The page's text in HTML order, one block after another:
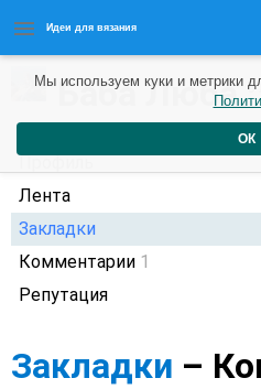
Идеи для вязания
Баба Люба6
Профиль
Лента
Закладки
Комментарии 1
Репутация
Закладки –
Мы используем куки и метрики
ОК